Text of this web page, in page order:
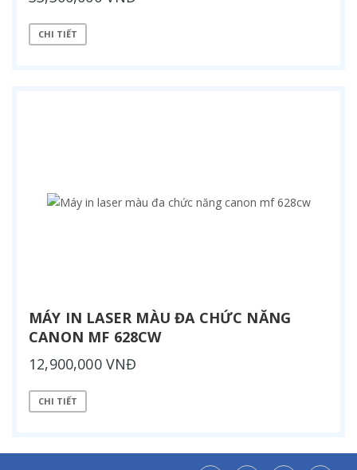
CHI TIẾT
MÁY IN LASER MÀU ĐA CHỨC NĂNG
CANON MF 628CW
12,900,000 VNĐ
CHI TIẾT